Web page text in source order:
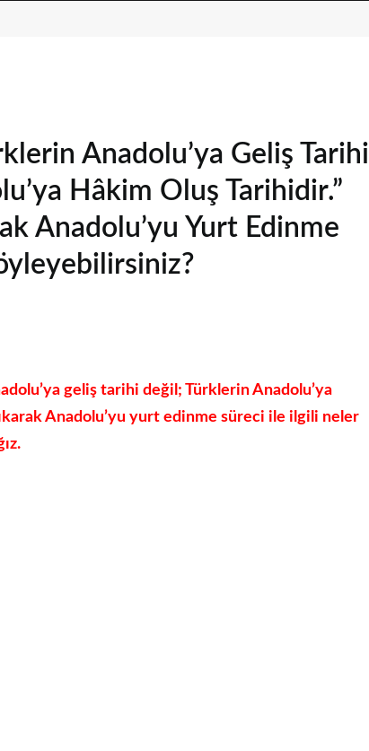
Anadolu’ya Geliş Tarihi
Hâkim Oluş Tarihidir.”
Anadolu’yu Yurt Edinme
geliş tarihi değil; Türklerin Anadolu’ya
Anadolu’yu yurt edinme süreci ile ilgili neler